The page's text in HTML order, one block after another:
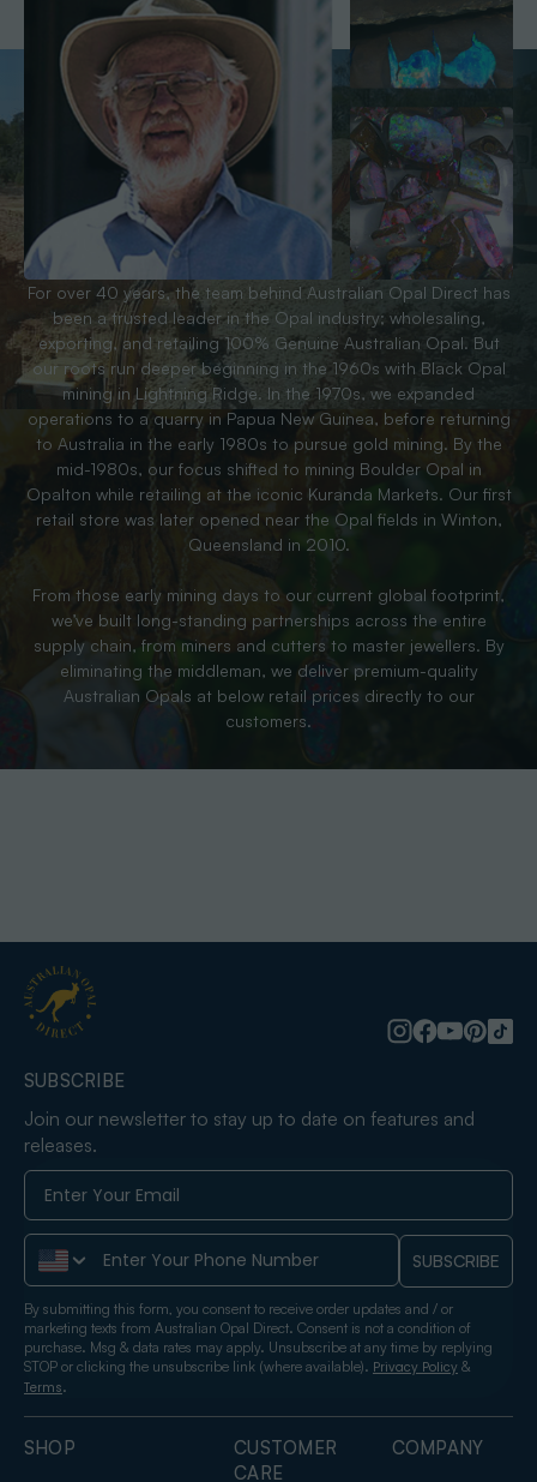
For over 40 years, the team behind Australian Opal Direct has
been a trusted leader in the Opal industry; wholesaling,
exporting, and retailing 100% Genuine Australian Opal. But
our roots run deeper beginning in the 1960s with Black Opal
mining in Lightning Ridge. In the 1970s, we expanded
operations to a quarry in Papua New Guinea, before returning
to Australia in the early 1980s to pursue gold mining. By the
mid-1980s, our focus shifted to mining Boulder Opal in
Opalton while retailing at the iconic Kuranda Markets. Our first
retail store was later opened near the Opal fields in Winton,
Queensland in 2010.
From those early mining days to our current global footprint,
we’ve built long-standing partnerships across the entire
supply chain, from miners and cutters to master jewellers. By
eliminating the middleman, we deliver premium-quality
Australian Opals at below retail prices directly to our
customers.
SHOP
CUSTOMER
CARE
COMPANY
SUBSCRIBE
Join our newsletter to stay up to date on features and
releases.
Phone Number SUBSCRIBE
By submitting this form, you consent to receive order updates and / or
marketing texts from Australian Opal Direct. Consent is not a condition of
purchase. Msg & data rates may apply. Unsubscribe at any time by replying
STOP or clicking the unsubscribe link (where available). Privacy Policy &
Terms.